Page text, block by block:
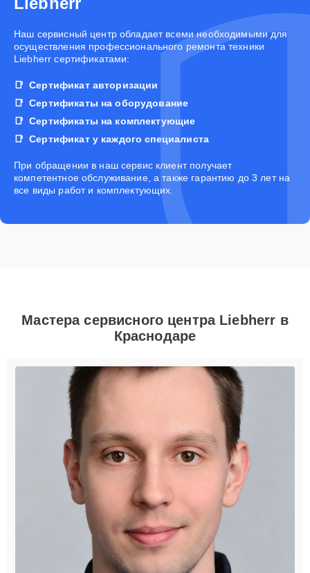
Наш сервисный центр обладает всеми необходимыми для
осуществления профессионального ремонта техники
Liebherr сертификатами:
Сертификат авторизации
Сертификаты на оборудование
Сертификаты на комплектующие
Сертификат у каждого специалиста
При обращении в наш сервис клиент получает
компетентное обслуживание, а также гарантию до 3 лет на
все виды работ и комплектующих.
Мастера сервисного центра Liebherr в
Краснодаре